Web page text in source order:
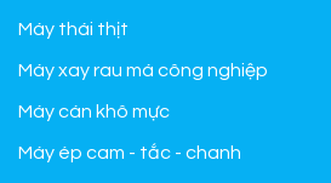
Máy thái thịt
Máy xay rau má công nghiệp
Máy cán khô mực
Máy ép cam - tắc - chanh